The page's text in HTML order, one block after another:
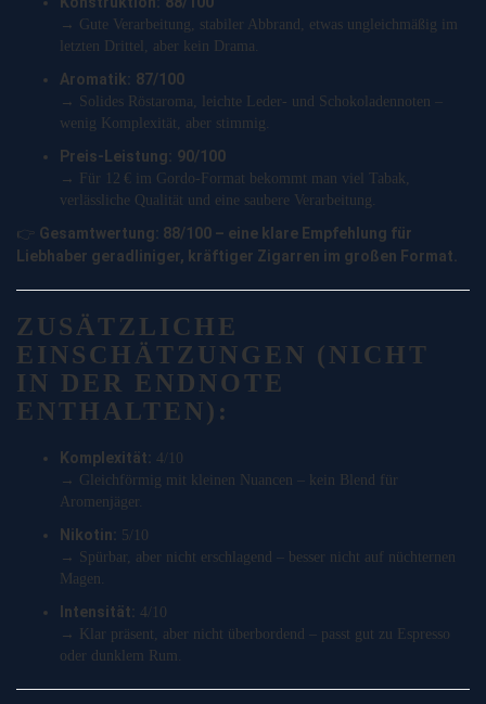
→ Gute Verarbeitung, stabiler Abbrand, etwas ungleichmäßig im
letzten Drittel, aber kein Drama.
Aromatik: 87/100
→ Solides Röstaroma, leichte Leder- und Schokoladennoten –
wenig Komplexität, aber stimmig.
Preis-Leistung: 90/100
→ Für 12 € im Gordo-Format bekommt man viel Tabak,
verlässliche Qualität und eine saubere Verarbeitung.
👉 Gesamtwertung: 88/100 – eine klare Empfehlung für
Liebhaber geradliniger, kräftiger Zigarren im großen Format.
ZUSÄTZLICHE
EINSCHÄTZUNGEN (NICHT
IN DER ENDNOTE
ENTHALTEN):
Komplexität: 4/10
→ Gleichförmig mit kleinen Nuancen – kein Blend für
Aromenjäger.
Nikotin: 5/10
→ Spürbar, aber nicht erschlagend – besser nicht auf nüchternen
Magen.
Intensität: 4/10
→ Klar präsent, aber nicht überbordend – passt gut zu Espresso
oder dunklem Rum.